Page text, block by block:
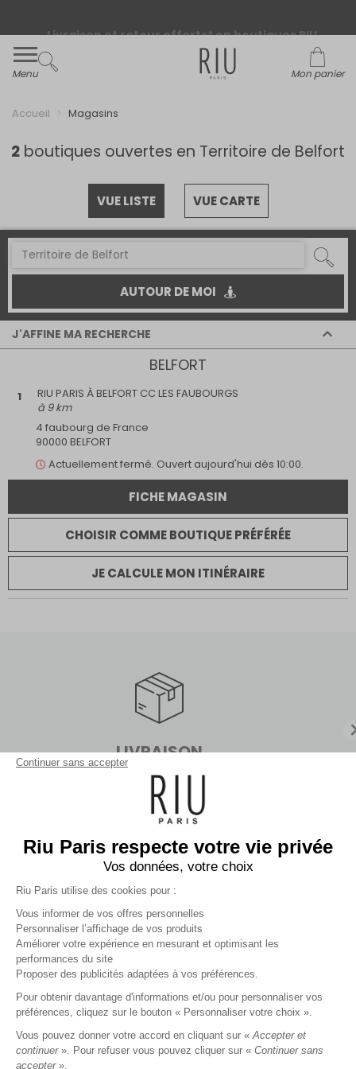
Livraison et retour offerts* en boutiques RIU
Paris - Jacqueline RIU
Menu Mon panier
Accueil Magasins
2 boutiques ouvertes en Territoire de Belfort
VUE LISTE VUE CARTE
AUTOUR DE MOI
J'AFFINE MA RECHERCHE
Retrait internet
Parking
Multimarque
Magasin dans un centre commercial
BELFORT
1
RIU PARIS À BELFORT CC LES FAUBOURGS
à 9 km
4 faubourg de France
90000 BELFORT
Actuellementfermé. Ouvert aujourd'hui dès 10:00.
FICHE MAGASIN
CHOISIR COMME BOUTIQUE PRÉFÉRÉE
JE CALCULE MON ITINÉRAIRE
CHOISIR COMME BOUTIQUE PRÉFÉRÉE
JE CALCULE MON ITINÉRAIRE
LIVRAISON
En boutiques sans minimum d'achat
ou en point relais dès 99€
Inscrivez-vous à la newsletter !
VALIDER
RIU PARIS
Continuer sans accepter
Riu Paris respecte votre vie privée
Vos données, votre choix
Riu Paris utilise des cookies pour :
Vous informer de vos offres personnelles
Personnaliser l’affichage de vos produits
Améliorer votre expérience en mesurant et optimisant les
performances du site
Proposer des publicités adaptées à vos préférences.
Pour obtenir davantage d'informations et/ou pour personnaliser vos
préférences, cliquez sur le bouton « Personnaliser votre choix ».
Vous pouvez donner votre accord en cliquant sur « Accepter et
continuer ». Pour refuser vous pouvez cliquer sur « Continuer sans
accepter ».